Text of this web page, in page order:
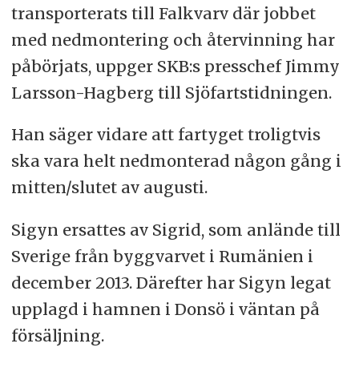
transporterats till Falkvarv där jobbet
med nedmontering och återvinning har
påbörjats, uppger SKB:s presschef Jimmy
Larsson-Hagberg till Sjöfartstidningen.
Han säger vidare att fartyget troligtvis
ska vara helt nedmonterad någon gång i
mitten/slutet av augusti.
Sigyn ersattes av Sigrid, som anlände till
Sverige från byggvarvet i Rumänien i
december 2013. Därefter har Sigyn legat
upplagd i hamnen i Donsö i väntan på
försäljning.